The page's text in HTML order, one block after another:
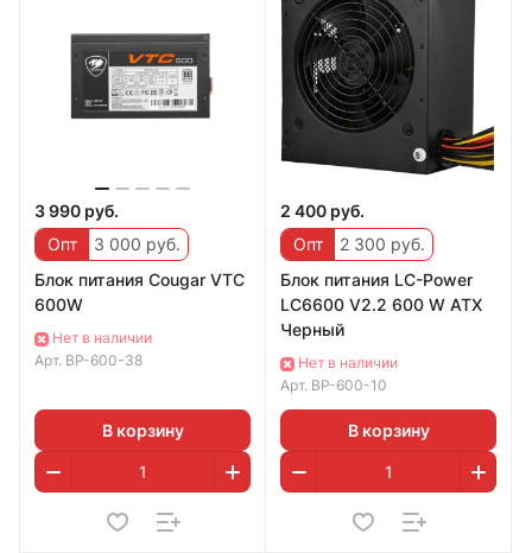
3 990 руб.
Опт
3 000 руб.
Блок питания Cougar VTC
600W
Нет в наличии
Арт. BP-600-38
В корзину
2 400 руб.
Опт
2 300 руб.
Блок питания LC-Power
LC6600 V2.2 600 W ATX
Черный
Нет в наличии
Арт. BP-600-10
В корзину